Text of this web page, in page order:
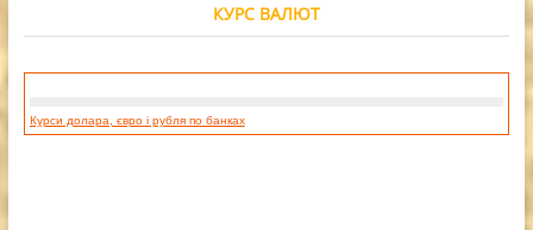
КУРС ВАЛЮТ
Курси долара, євро і рубля по банках